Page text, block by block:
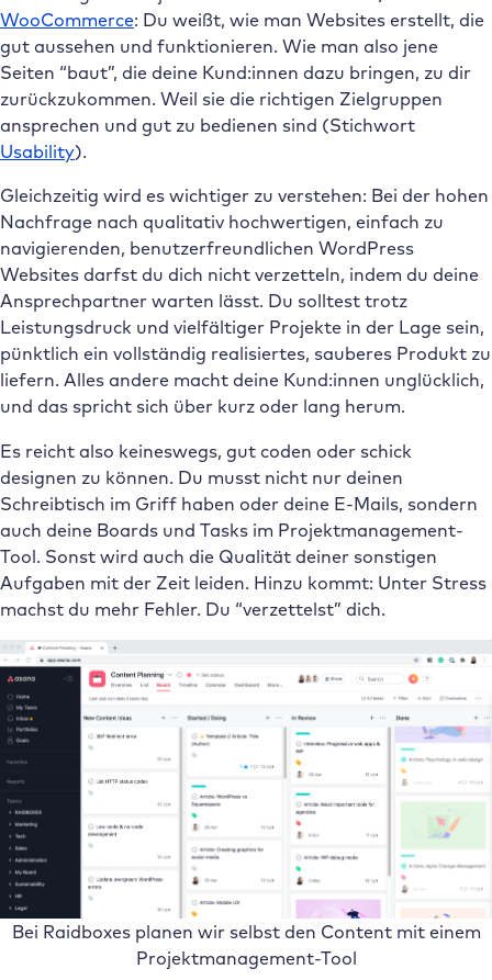
WooCommerce: Du weißt, wie man Websites erstellt, die
gut aussehen und funktionieren. Wie man also jene
Seiten “baut”, die deine Kund:innen dazu bringen, zu dir
zurückzukommen. Weil sie die richtigen Zielgruppen
ansprechen und gut zu bedienen sind (Stichwort
Usability).
Gleichzeitig wird es wichtiger zu verstehen: Bei der hohen
Nachfrage nach qualitativ hochwertigen, einfach zu
navigierenden, benutzerfreundlichen WordPress
Websites darfst du dich nicht verzetteln, indem du deine
Ansprechpartner warten lässt. Du solltest trotz
Leistungsdruck und vielfältiger Projekte in der Lage sein,
pünktlich ein vollständig realisiertes, sauberes Produkt zu
liefern. Alles andere macht deine Kund:innen unglücklich,
und das spricht sich über kurz oder lang herum.
Es reicht also keineswegs, gut coden oder schick
designen zu können. Du musst nicht nur deinen
Schreibtisch im Griff haben oder deine E-Mails, sondern
auch deine Boards und Tasks im Projektmanagement-
Tool. Sonst wird auch die Qualität deiner sonstigen
Aufgaben mit der Zeit leiden. Hinzu kommt: Unter Stress
machst du mehr Fehler. Du “verzettelst” dich.
Bei Raidboxes planen wir selbst den Content mit einem
Projektmanagement-Tool